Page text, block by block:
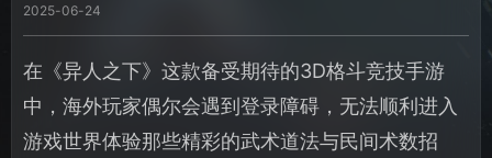
2025-06-24
在《异人之下》这款备受期待的3D格斗竞技手游
中，海外玩家偶尔会遇到登录障碍，无法顺利进入
游戏世界体验那些精彩的武术道法与民间术数招